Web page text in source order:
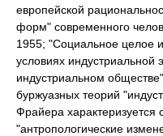
европейской
форм" современного
1955; "Социальное целое
условиях
индустриальном
буржуазных теорий
Фрайера характеризуется
"антропологические